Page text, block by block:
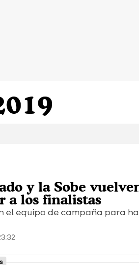
y la Sobe
a los finalistas
el equipo de campaña para